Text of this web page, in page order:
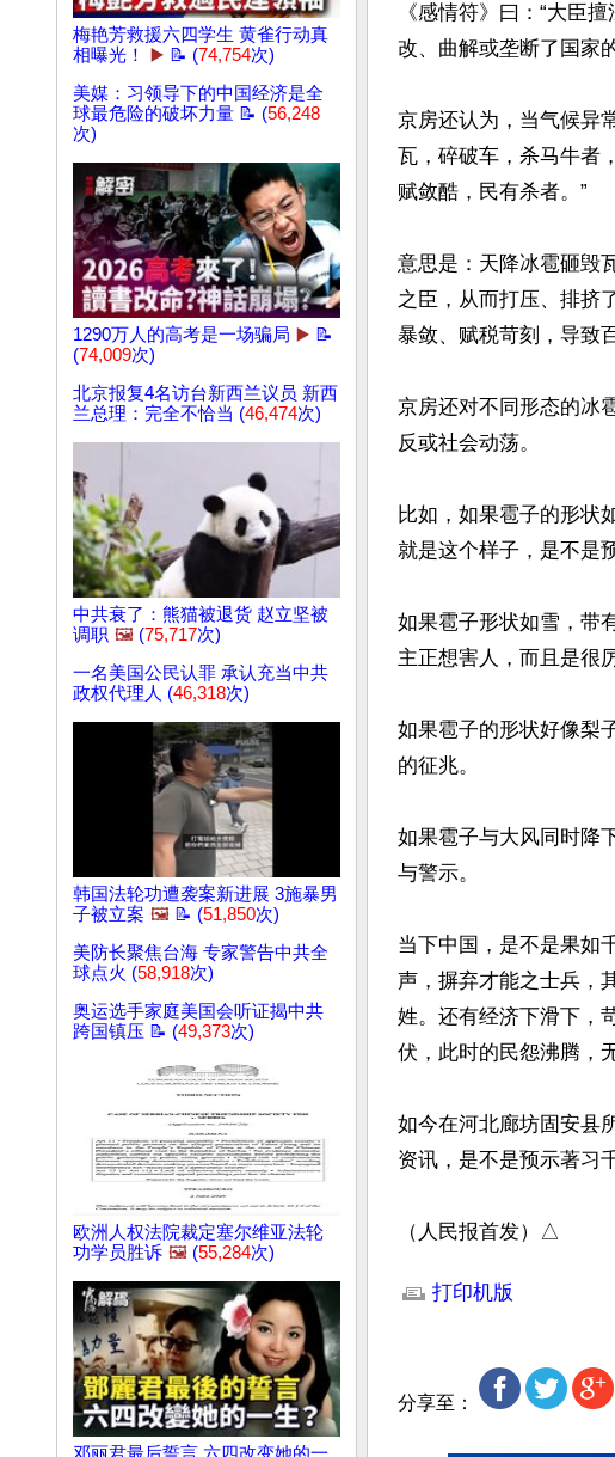
梅艳芳救援六四学生 黄雀行动真
相曝光！
▶️ 📝 (74,754次)
美媒：习领导下的中国经济是全
球最危险的破坏力量 📝 (56,248
次)
1290万人的高考是一场骗局 ▶️ 📝
(74,009次)
北京报复4名访台新西兰议员 新西
兰总理：完全不恰当 (46,474次)
中共衰了：熊猫被退货 赵立坚被
调职 🖼️ (75,717次)
一名美国公民认罪 承认充当中共
政权代理人 (46,318次)
韩国法轮功遭袭案新进展 3施暴男
子被立案 🖼️ 📝 (51,850次)
美防长聚焦台海 专家警告中共全
球点火 (58,918次)
奥运选手家庭美国会听证揭中共
跨国镇压 📝 (49,373次)
欧洲人权法院裁定塞尔维亚法轮
功学员胜诉 🖼️ (55,284次)
《感情符》曰：“大臣
改、曲解或垄断了国家
京房还认为，当气候异
瓦，碎破车，杀马牛者
赋敛酷，民有杀者。”
意思是：天降冰雹砸毁
之臣，从而打压、排挤
暴敛、赋税苛刻，导致
京房还对不同形态的冰
反或社会动荡。
比如，如果雹子的形状
就是这个样子，是不是
如果雹子形状如雪，带
主正想害人，而且是很
如果雹子的形状好像梨
的征兆。
如果雹子与大风同时降
与警示。
当下中国，是不是果如
声，摒弃才能之士兵，
姓。还有经济下滑下，
伏，此时的民怨沸腾，
如今在河北廊坊固安县
资讯，是不是预示著习
（人民报首发）△
打印机版
分享至：